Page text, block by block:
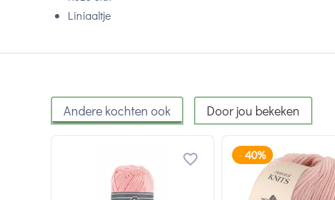
Liniaaltje
Andere kochten ook Door jou bekeken
- 40%